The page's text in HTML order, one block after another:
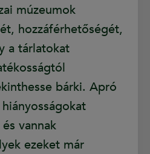
múzeumok
hozzáférhetőségét,
a tárlatokat
bárki. Apró
vannak
ezeket már